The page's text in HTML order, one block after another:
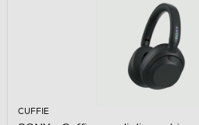
CUFFIE